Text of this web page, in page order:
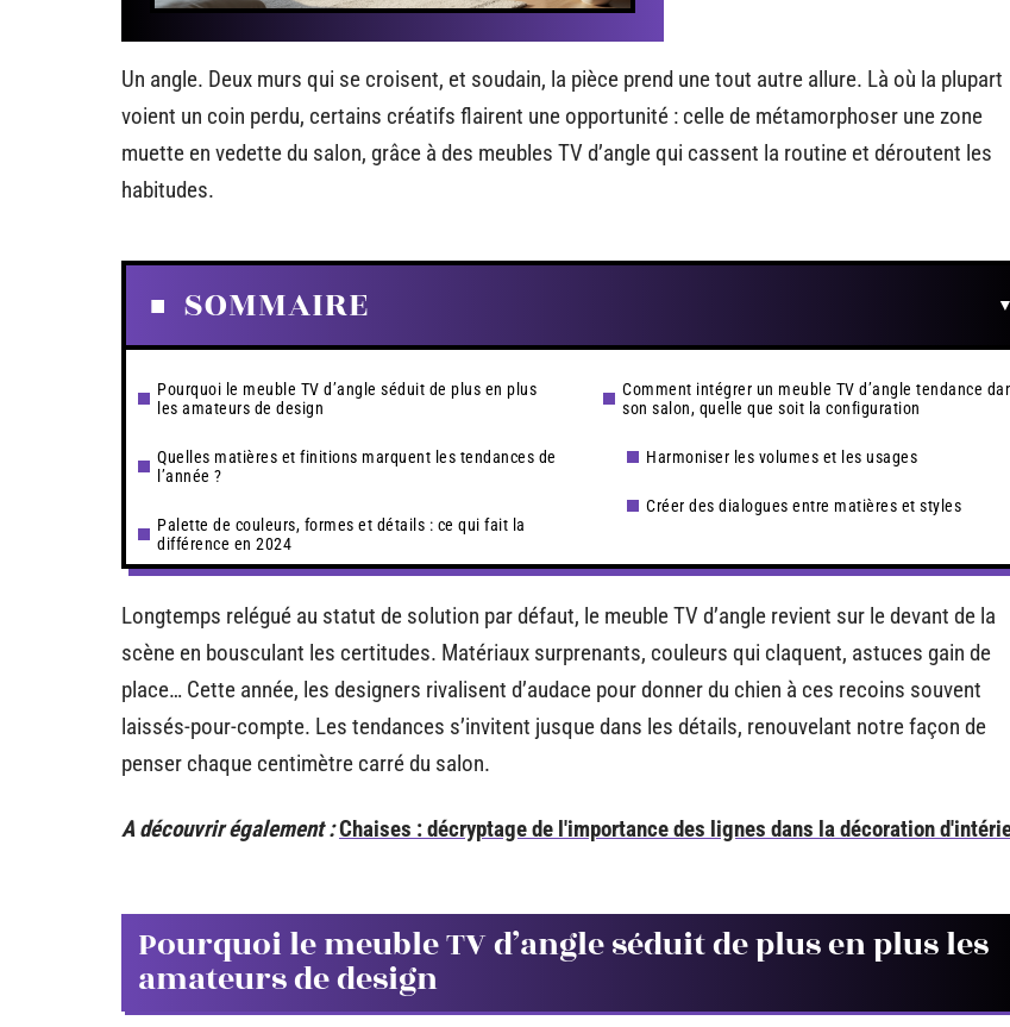
Un angle. Deux murs qui se croisent, et soudain, la pièce prend une tout autre allure. Là où la plupart
voient un coin perdu, certains créatifs flairent une opportunité : celle de métamorphoser une zone
muette en vedette du salon, grâce à des meubles TV d’angle qui cassent la routine et déroutent les
habitudes.
SOMMAIRE
Pourquoi le meuble TV d’angle séduit de plus en plus
les amateurs de design
Quelles matières et finitions marquent les tendances de
l’année ?
Palette de couleurs, formes et détails : ce qui fait la
différence en 2024
Comment intégrer un meuble TV d’angle tendance
son salon, quelle que soit la configuration
Harmoniser les volumes et les usages
Créer des dialogues entre matières et styles
Longtemps relégué au statut de solution par défaut, le meuble TV d’angle revient sur le devant de la
scène en bousculant les certitudes. Matériaux surprenants, couleurs qui claquent, astuces gain de
place… Cette année, les designers rivalisent d’audace pour donner du chien à ces recoins souvent
laissés-pour-compte. Les tendances s’invitent jusque dans les détails, renouvelant notre façon de
penser chaque centimètre carré du salon.
A découvrir également :Chaises : décryptage de l'importance des lignes dans la décoration
Pourquoi le meuble TV d’angle séduit de plus en plus les
amateurs de design